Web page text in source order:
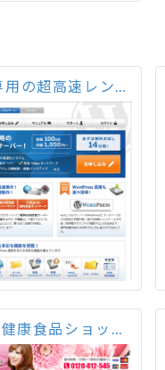
【楽天市場】健康食品ショップ ボディーヘルス